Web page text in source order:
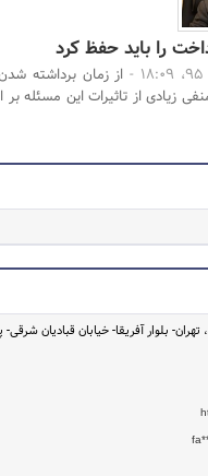
را باید حفظ کرد
از زمان برداشته
زیادی از تاثیرات این مسئله
تهران- بلوار آفریقا- خیابان قبادیان شرقی-